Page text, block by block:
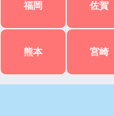
福岡 佐賀
熊本 宮崎